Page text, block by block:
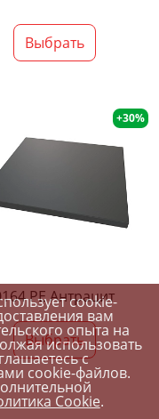
Выбрать
+30%
PE Антрацит
Выбрать
cookie-
вам
опыта на
использовать
с
cookie-файлов.
Cookie.